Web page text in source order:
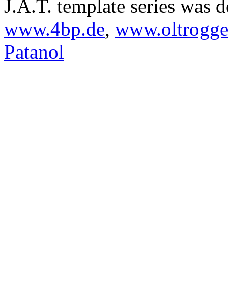
J.A.T. template series was
www.4bp.de,
Patanol